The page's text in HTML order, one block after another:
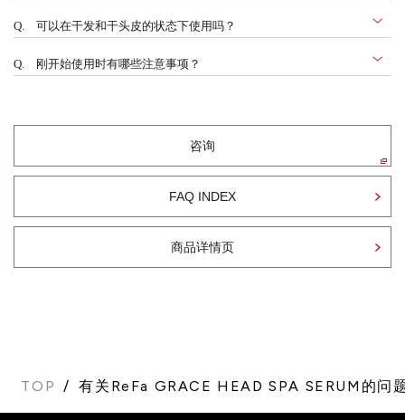
Q. 可以在干发和干头皮的状态下使用吗？
Q. 刚开始使用时有哪些注意事项？
咨询
FAQ INDEX
商品详情页
TOP 有关ReFa GRACE HEAD SPA SERUM的问